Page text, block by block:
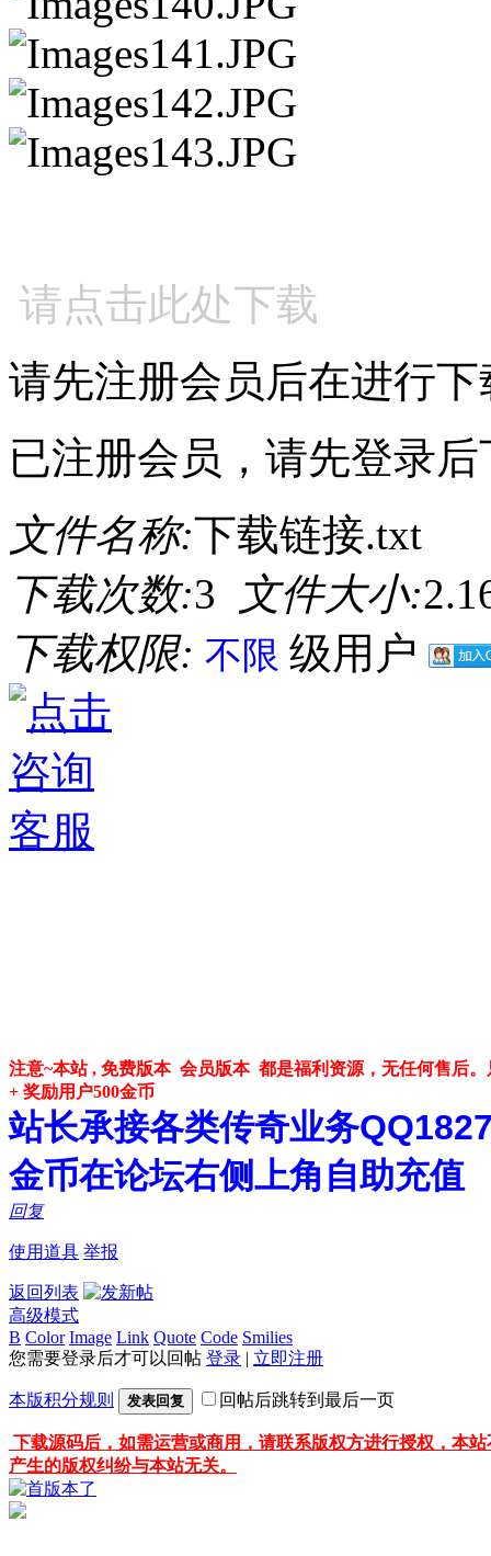
请点击此处下载
请先注册会员后在进行下
已注册会员，请先登录后
文件名称:下载链接.txt
下载次数:3 文件大小:
下载权限: 不限 级用户
注意~本站 , 免费版本 会员版本 都是福利资源，无任何售后
+ 奖励用户500金币
站长承接各类传奇业务
金币在论坛右侧上角自助充值
回复
使用道具 举报
返回列表
高级模式
B Color Image Link Quote Code Smilies
您需要登录后才可以回帖 登录 | 立即注册
本版积分规则 发表回复 回帖后跳转到最后一页
下载源码后，如需运营或商用，请联系版权方进行授权，本
产生的版权纠纷与本站无关。